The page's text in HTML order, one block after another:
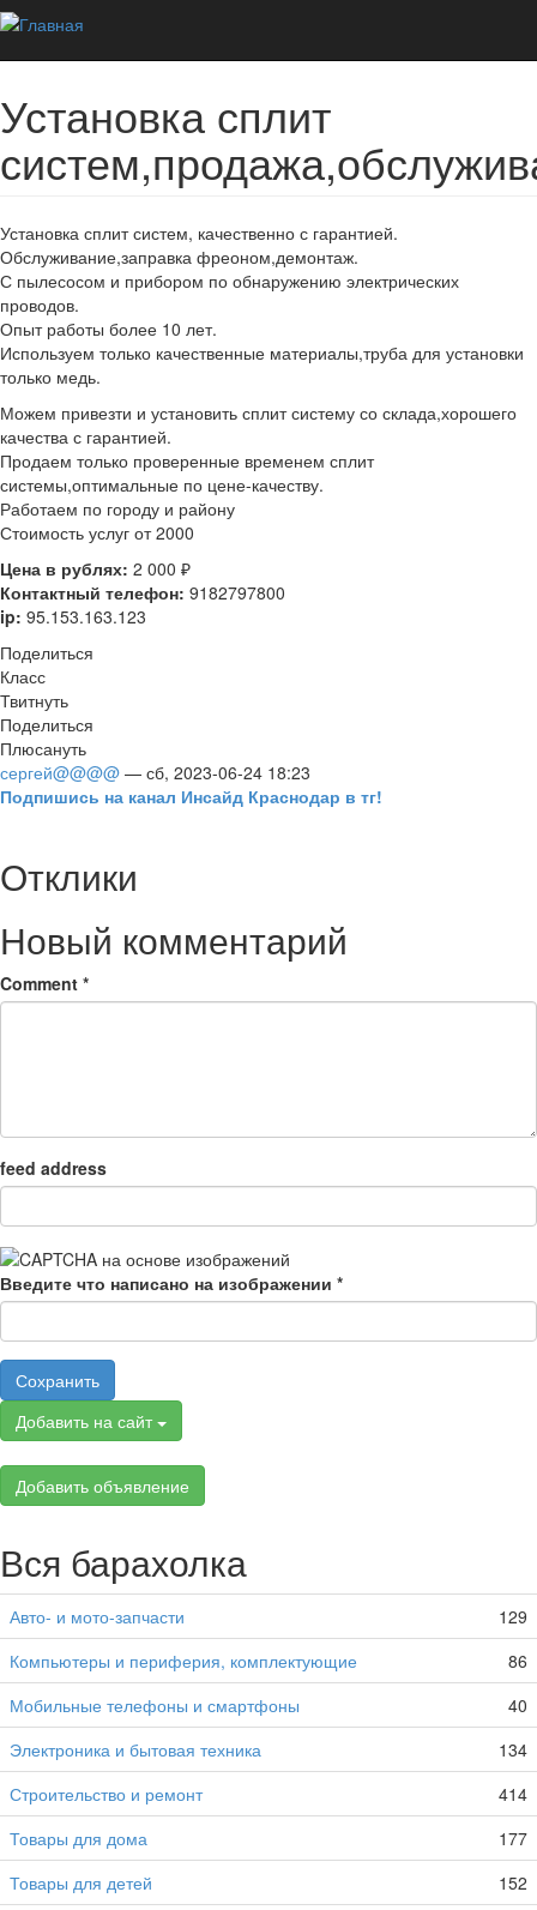
Перейти к основному содержанию
Главная
Установка сплит
Установка сплит систем, качественно с гарантией.
Обслуживание,заправка фреоном,демонтаж.
С пылесосом и прибором по обнаружению электрических
проводов.
Опыт работы более 10 лет.
Используем только качественные материалы,труба для установки
только медь.
Можем привезти и установить сплит систему со склада,хорошего
качества с гарантией.
Продаем только проверенные временем сплит
системы,оптимальные по цене-качеству.
Работаем по городу и району
Стоимость услуг от 2000
Цена в рублях: 2 000 ₽
Контактный телефон: 9182797800
ip: 95.153.163.123
Поделиться
Класс
Твитнуть
Поделиться
Плюсануть
сергей@@@@ — сб, 2023-06-24 18:23
Подпишись на канал Инсайд Краснодар в тг!
Отклики
Новый комментарий
Comment *
feed address
Введите что написано на изображении *
Сохранить
Добавить на сайт
Добавить объявление
Вся барахолка
Авто- и мото-запчасти
129
Компьютеры и периферия, комплектующие
86
Мобильные телефоны и смартфоны
40
Электроника и бытовая техника
134
Строительство и ремонт
414
Товары для дома
177
Товары для детей
152